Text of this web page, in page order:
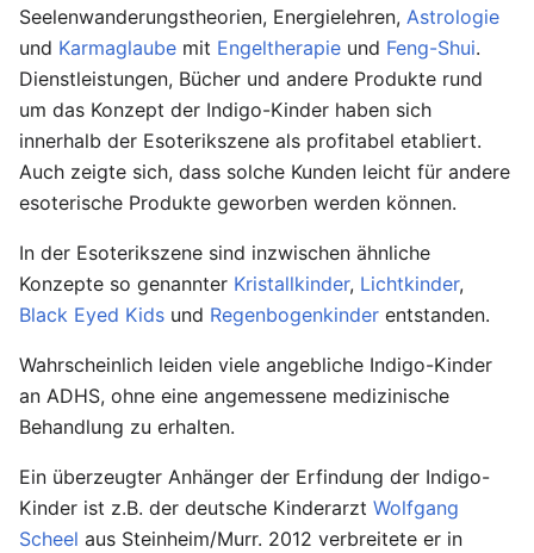
Seelenwanderungstheorien, Energielehren, Astrologie
und Karmaglaube mit Engeltherapie und Feng-Shui.
Dienstleistungen, Bücher und andere Produkte rund
um das Konzept der Indigo-Kinder haben sich
innerhalb der Esoterikszene als profitabel etabliert.
Auch zeigte sich, dass solche Kunden leicht für andere
esoterische Produkte geworben werden können.
In der Esoterikszene sind inzwischen ähnliche
Konzepte so genannter Kristallkinder, Lichtkinder,
Black Eyed Kids und Regenbogenkinder entstanden.
Wahrscheinlich leiden viele angebliche Indigo-Kinder
an ADHS, ohne eine angemessene medizinische
Behandlung zu erhalten.
Ein überzeugter Anhänger der Erfindung der Indigo-
Kinder ist z.B. der deutsche Kinderarzt Wolfgang
Scheel aus Steinheim/Murr. 2012 verbreitete er in